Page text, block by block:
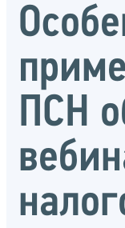
ПСН